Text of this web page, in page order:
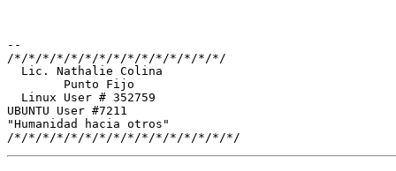
--
/*/*/*/*/*/*/*/*/*/*/*/*/*/*/*/
  Lic. Nathalie Colina
        Punto Fijo
  Linux User # 352759
UBUNTU User #7211
"Humanidad hacia otros"